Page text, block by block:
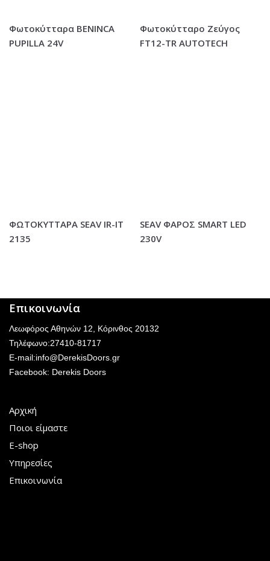
Φωτοκύτταρα BENINCA
PUPILLA 24V
Φωτοκύτταρο Ζεύγος
FT12-TR AUTOTECH
ΦΩΤΟΚΥΤΤΑΡΑ SEAV IR-IT
2135
SEAV ΦΑΡΟΣ SMART LED
230V
Επικοινωνία
Λεωφόρος Αθηνών 12, Κόρινθος 20132
Τηλέφωνο:27410-81717
E-mail:info@DerekisDoors.gr
Facebook: Derekis Doors
Αρχική
Ποιοι είμαστε
E-shop
Υπηρεσίες
Επικοινωνία